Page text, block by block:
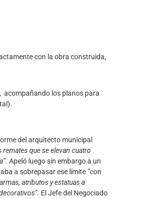
con la obra construida,
acompañando los planos para
del arquitecto municipal
remates que se elevan cuatro
Apeló luego sin embargo a un
a sobrepasar ese límite ”con
atributos y estatuas a
El Jefe del Negociado